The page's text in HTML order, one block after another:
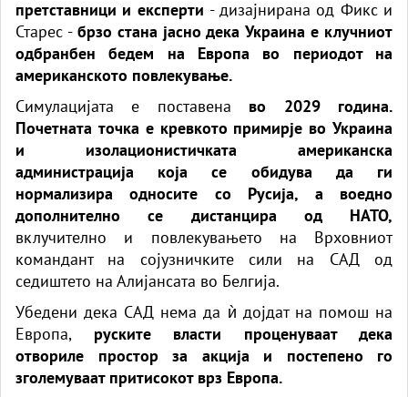
претставници и експерти - дизајнирана од Фикс и
Старес - брзо стана јасно дека Украина е клучниот
одбранбен бедем на Европа во периодот на
американското повлекување.
Симулацијата е поставена во 2029 година.
Почетната точка е кревкото примирје во Украина
и изолационистичката американска
администрација која се обидува да ги
нормализира односите со Русија, а воедно
дополнително се дистанцира од НАТО,
вклучително и повлекувањето на Врховниот
командант на сојузничките сили на САД од
седиштето на Алијансата во Белгија.
Убедени дека САД нема да ѝ дојдат на помош на
Европа, руските власти проценуваат дека
отвориле простор за акција и постепено го
зголемуваат притисокот врз Европа.